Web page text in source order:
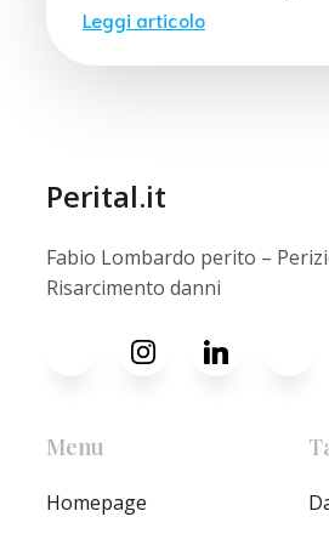
Leggi articolo
Perital.it
Fabio Lombardo perito –
Risarcimento danni
Menu
Homepage